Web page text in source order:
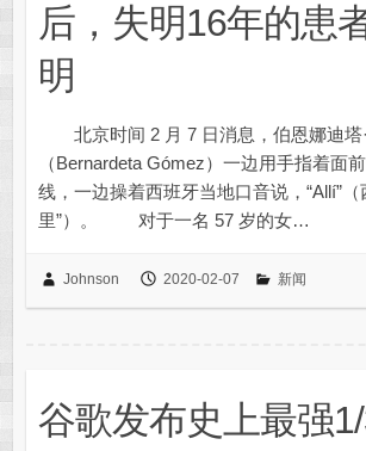
后，失明16年的患
明
北京时间 2 月 7 日消息，伯恩娜迪塔
（Bernardeta Gómez）一边用手指着面
线，一边操着西班牙当地口音说，“Allí”（
里”）。 对于一名 57 岁的女…
Johnson 2020-02-07 新闻
谷歌发布史上最强